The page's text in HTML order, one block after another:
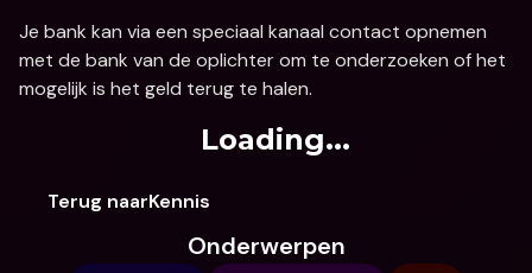
Je bank kan via een speciaal kanaal contact opnemen
met de bank van de oplichter om te onderzoeken of het
mogelijk is het geld terug te halen.
Loading...
Terug naarKennis
Onderwerpen